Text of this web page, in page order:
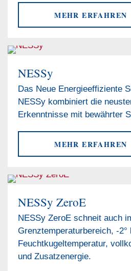
MEHR ERFAHREN
NESSy
Das Neue Energieeffiziente
NESSy kombiniert die
Erkenntnisse mit bewährter
MEHR ERFAHREN
NESSy ZeroE
NESSy ZeroE schneit auch
Grenztemperaturbereich, -2°
Feuchtkugeltemperatur,
und Zusatzenergie.